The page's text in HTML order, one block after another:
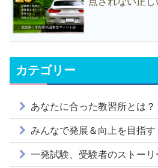
カテゴリー
あなたに合った教習所とは？
みんなで発展＆向上を目指す
一発試験、受験者のストーリ